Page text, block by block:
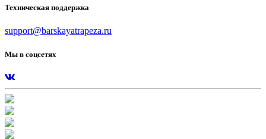
Техническая поддержка
support@barskayatrapeza.ru
Мы в соцсетях